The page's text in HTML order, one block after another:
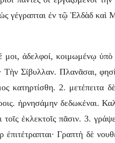
ὡς γέγραπται ἐν τῷ Ἐλδὰδ
ἀδελφοί, κοιμωμένῳ ὑπὸ
Τὴν Σίβυλλαν. Πλανᾶσαι,
κατηρτίσθη. 2. μετέπειτα
ἠρνησάμην δεδωκέναι.
τοῖς ἐκλεκτοῖς πᾶσιν. 3.
ἐπιτέτραπται· Γραπτὴ δὲ